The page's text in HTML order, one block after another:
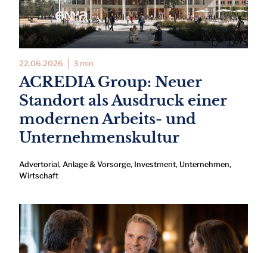
22.06.2026 3 min
ACREDIA Group: Neuer
Standort als Ausdruck einer
modernen Arbeits- und
Unternehmenskultur
Advertorial, Anlage & Vorsorge, Investment, Unternehmen,
Wirtschaft